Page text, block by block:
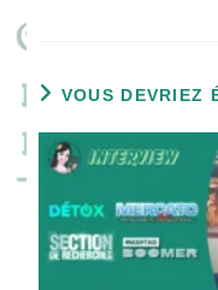
VOUS DEVRIEZ